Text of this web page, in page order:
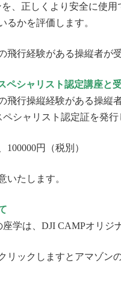
、正しくより安全に使
るかを評価します。
飛行経験がある操縦者が
ペシャリスト認定講座と
飛行操縦経験がある操縦
シャリスト認定証を発行
100000円（税別）
いたします。
座学は、DJI CAMPオリジ
リックしますとアマゾン